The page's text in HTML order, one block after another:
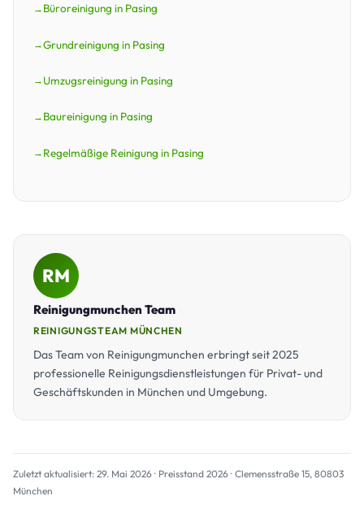
Büroreinigung in Pasing
Grundreinigung in Pasing
Umzugsreinigung in Pasing
Baureinigung in Pasing
Regelmäßige Reinigung in Pasing
RM
Reinigungmunchen Team
REINIGUNGSTEAM MÜNCHEN
Das Team von Reinigungmunchen erbringt seit 2025
professionelle Reinigungsdienstleistungen für Privat- und
Geschäftskunden in München und Umgebung.
Zuletzt aktualisiert: 29. Mai 2026 · Preisstand 2026 · Clemensstraße 15, 80803
München